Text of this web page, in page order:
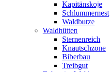
Kapitänskoje
Schlummernest
Waldbutze
Waldhütten
Sternenreich
Knautschzone
Biberbau
Treibgut